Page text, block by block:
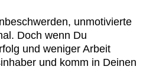
unmotivierte
Doch wenn Du
und weniger Arbeit
und komm in Deinen